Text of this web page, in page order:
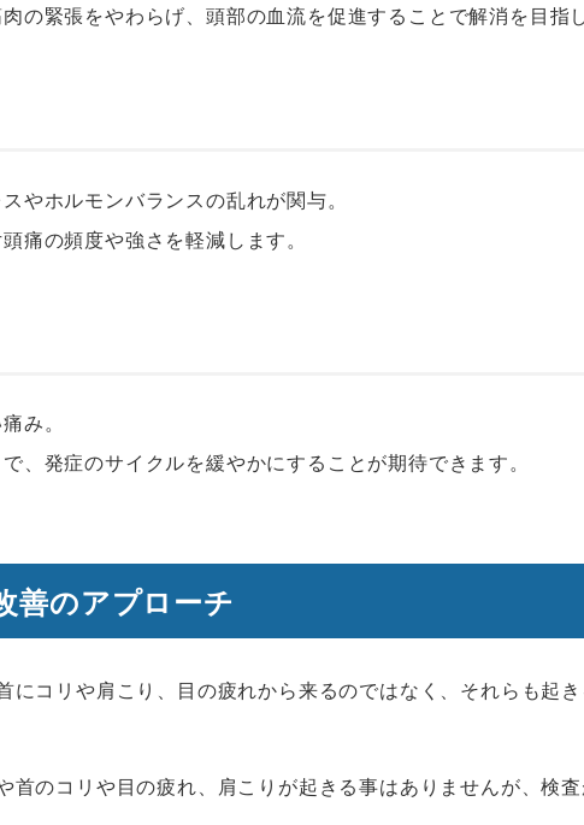
の緊張をやわらげ、頭部の血流を促進することで解消を目指し
やホルモンバランスの乱れが関与。
痛の頻度や強さを軽減します。
み。
、発症のサイクルを緩やかにすることが期待できます。
善のアプローチ
にコリや肩こり、目の疲れから来るのではなく、それらも起
首のコリや目の疲れ、肩こりが起きる事はありませんが、検